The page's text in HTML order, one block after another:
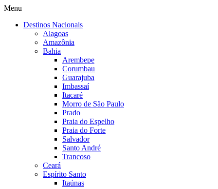
Menu
Destinos Nacionais
Alagoas
Amazônia
Bahia
Arembepe
Corumbau
Guarajuba
Imbassaí
Itacaré
Morro de São Paulo
Prado
Praia do Espelho
Praia do Forte
Salvador
Santo André
Trancoso
Ceará
Espírito Santo
Itaúnas